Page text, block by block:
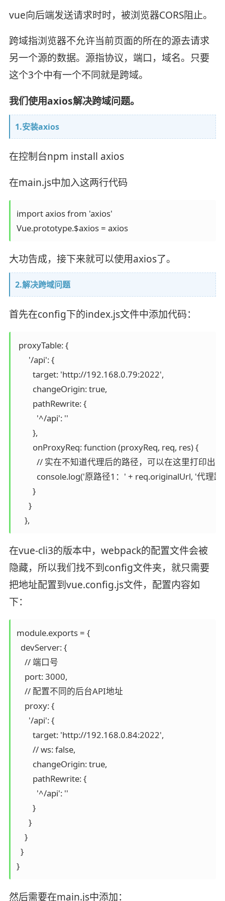
vue向后端发送请求时时，被浏览器CORS阻止。
跨域指浏览器不允许当前页面的所在的源去请求
另一个源的数据。源指协议，端口，域名。只要
这个3个中有一个不同就是跨域。
我们使用axios解决跨域问题。
1.安装axios
在控制台npm install axios
在main.js中加入这两行代码
import axios from 'axios'
Vue.prototype.$axios = axios
大功告成，接下来就可以使用axios了。
2.解决跨域问题
首先在config下的index.js文件中添加代码：
proxyTable: {
'/api': {
target: 'http://192.168.0.79:2022',
changeOrigin: true,
pathRewrite: {
'^/api': ''
},
onProxyReq: function (proxyReq, req, res) {
// 实在不知道代理后的路径，可以在这里打印出出
console.log('原路径1：' + req.originalUrl, '代理路
}
}
},
在vue-cli3的版本中，webpack的配置文件会被
隐藏，所以我们找不到config文件夹，就只需要
把地址配置到vue.config.js文件，配置内容如
下：
module.exports = {
devServer: {
// 端口号
port: 3000,
// 配置不同的后台API地址
proxy: {
'/api': {
target: 'http://192.168.0.84:2022',
// ws: false,
changeOrigin: true,
pathRewrite: {
'^/api': ''
}
}
}
}
}
然后需要在main.js中添加：